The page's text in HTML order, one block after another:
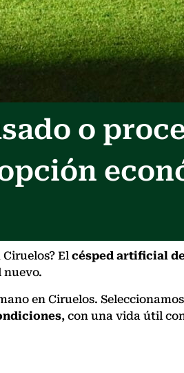
o
El césped artificial
nuevo.
en Ciruelos.
, con una vida útil